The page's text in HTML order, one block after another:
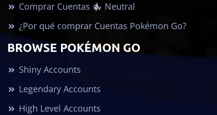
Comprar Cuentas
Neutral
¿Por qué comprar Cuentas Pokémon Go?
BROWSE POKÉMON GO
Shiny Accounts
Legendary Accounts
High Level Accounts